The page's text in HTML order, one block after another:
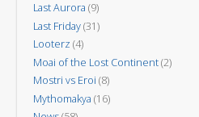
Last Aurora (9)
Last Friday(31)
Looterz (4)
Moai of the Lost Continent(2)
Mostri vs Eroi (8)
Mythomakya (16)